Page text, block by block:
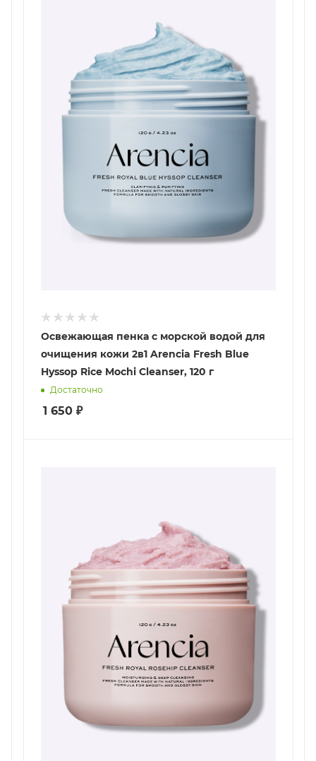
Освежающая пенка с морской водой для
очищения кожи 2в1 Arencia Fresh Blue
Hyssop Rice Mochi Cleanser, 120 г
Достаточно
1 650 ₽